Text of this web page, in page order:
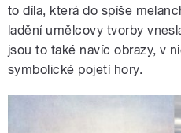
to díla, která do spíše
ladění umělcovy tvorby
jsou to také navíc obrazy, v
symbolické pojetí hory.